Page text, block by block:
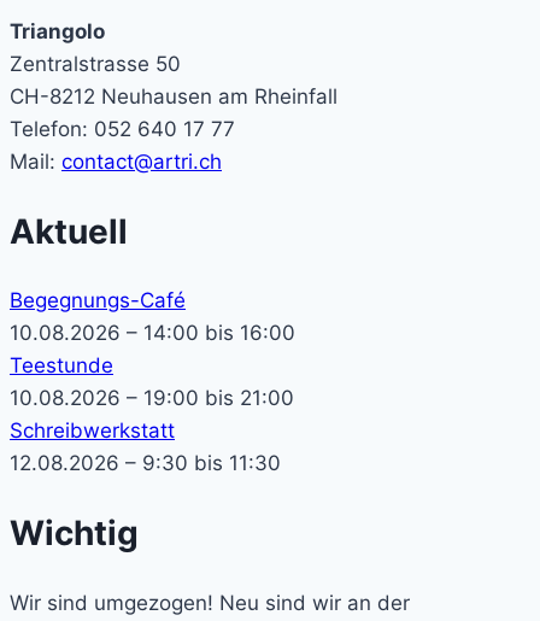
Triangolo
Zentralstrasse 50
CH-8212 Neuhausen am Rheinfall
Telefon: 052 640 17 77
Mail: contact@artri.ch
Aktuell
Begegnungs-Café
10.08.2026 – 14:00 bis 16:00
Teestunde
10.08.2026 – 19:00 bis 21:00
Schreibwerkstatt
12.08.2026 – 9:30 bis 11:30
Wichtig
Wir sind umgezogen! Neu sind wir an der